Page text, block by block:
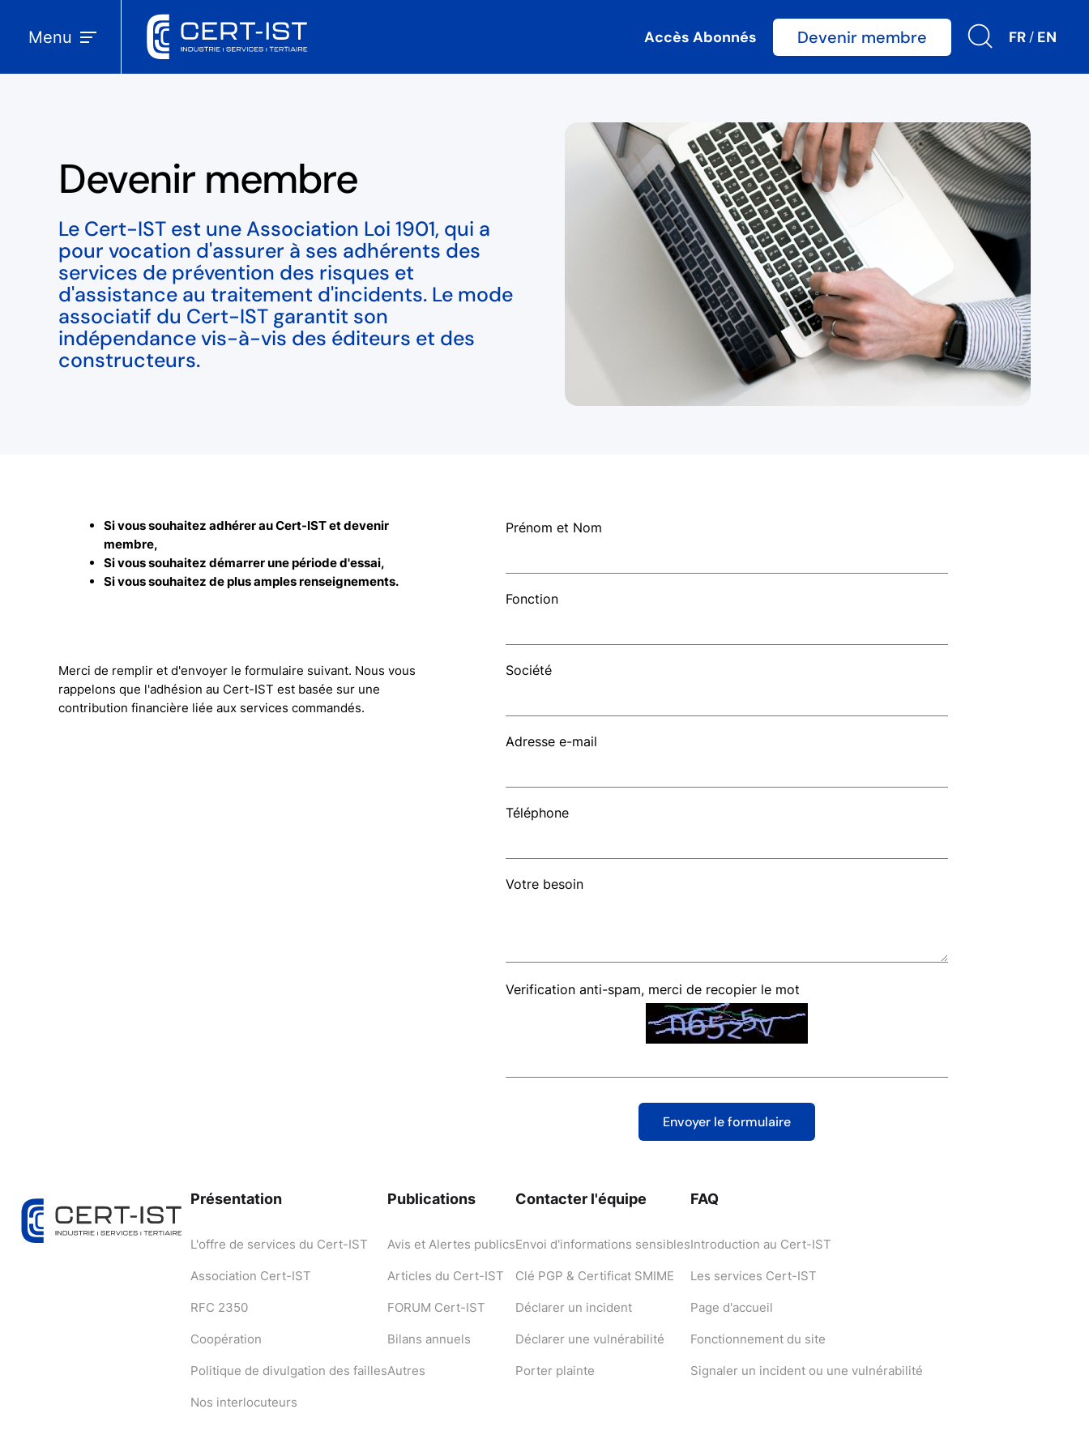
Menu Accès Abonnés Devenir membre FR / EN
Devenir membre
Le Cert-IST est une Association Loi 1901, qui a
pour vocation d'assurer à ses adhérents des
services de prévention des risques et
d'assistance au traitement d'incidents. Le mode
associatif du Cert-IST garantit son
indépendance vis-à-vis des éditeurs et des
constructeurs.
Si vous souhaitez adhérer au Cert-IST et devenir
membre,
Si vous souhaitez démarrer une période d'essai,
Si vous souhaitez de plus amples renseignements.
Merci de remplir et d'envoyer le formulaire suivant. Nous vous
rappelons que l'adhésion au Cert-IST est basée sur une
contribution financière liée aux services commandés.
Prénom et Nom
Fonction
Société
Adresse e-mail
Téléphone
Votre besoin
Verification anti-spam, merci de recopier le mot
Présentation
L'offre de services du Cert-IST
Association Cert-IST
RFC 2350
Coopération
Politique de divulgation des failles
Nos interlocuteurs
Publications
Avis et Alertes publics
Articles du Cert-IST
FORUM Cert-IST
Bilans annuels
Autres
Contacter l'équipe
Envoi d'informations sensibles
Clé PGP & Certificat SMIME
Déclarer un incident
Déclarer une vulnérabilité
Porter plainte
FAQ
Introduction au Cert-IST
Les services Cert-IST
Page d'accueil
Fonctionnement du site
Signaler un incident ou une vulnérabilité